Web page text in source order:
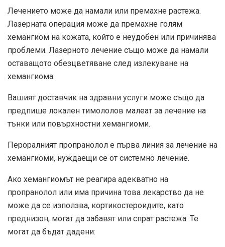
Лечението може да намали или премахне растежа.
Лазерната операция може да премахне голям
хемангиом на кожата, който е неудобен или причинява
проблеми. Лазерното лечение също може да намали
оставащото обезцветяване след излекуване на
хемангиома.
Вашият доставчик на здравни услуги може също да
предпише локален тимололов малеат за лечение на
тънки или повърхностни хемангиоми.
Пероралният пропранолол е първа линия за лечение на
хемангиоми, нуждаещи се от системно лечение.
Ако хемангиомът не реагира адекватно на
пропранолол или има причина това лекарство да не
може да се използва, кортикостероидите, като
преднизон, могат да забавят или спрат растежа. Те
могат да бъдат дадени: